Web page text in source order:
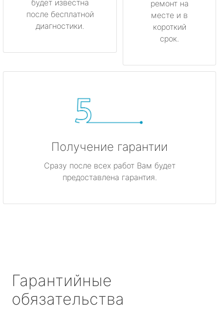
будет известна
после бесплатной
диагностики.
ремонт на
месте и в
короткий
срок.
Получение гарантии
Сразу после всех работ Вам будет
предоставлена гарантия.
Гарантийные
обязательства